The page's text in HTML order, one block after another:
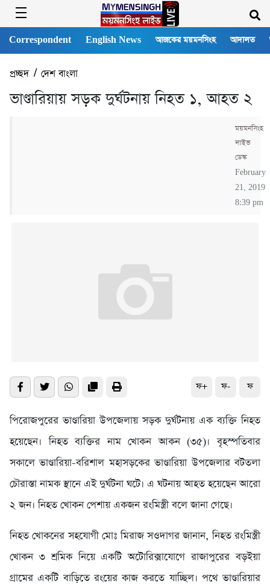
Correspondent English News আজকের ময়মনসিংহ আদালত
প্রচ্ছদ/ দেশ বাংলা
ভাণ্ডারিয়ায় সড়ক দুর্ঘটনায় নিহত ১, আহত ২
ময়মনসিংহ
লাইভ
ডেস্ক
February
21, 2019
8:39 pm
ফ+ ফ- ফ
পিরোজপুরের ভাণ্ডারিয়া উপজেলায় সড়ক দুর্ঘটনায় এক ব্যক্তি নিহত
হয়েছেন। নিহত ব্যক্তির নাম খোকন আকন (৩৫)। বৃহস্পতিবার
সকালে ভাণ্ডারিয়া-বরিশাল মহাসড়কের ভাণ্ডারিয়া উপজেলার বটতলা
চৌরাস্তা নামক স্থানে এই দুর্ঘটনা ঘটে। এ ঘটনায় আহত হয়েছেন আরো
২ জন। নিহত খোকন পেশায় একজন রংমিস্ত্রী বলে জানা গেছে।
নিহত খোকনের সহযোগী মোঃ মিরাজ সওদাগর জানান, নিহত রংমিস্ত্রী
খোকন ৩ শ্রমিক নিয়ে একটি অটোরিক্সাযোগে রাজাপুরের বড়ইয়া
গ্রামের একটি বাড়িতে রংয়ের কাজ করতে যাচ্ছিল। পথে ভাণ্ডারিয়ার